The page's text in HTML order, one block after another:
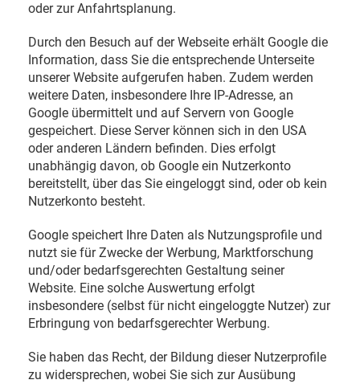
oder zur Anfahrtsplanung.
Durch den Besuch auf der Webseite erhält Google die
Information, dass Sie die entsprechende Unterseite
unserer Website aufgerufen haben. Zudem werden
weitere Daten, insbesondere Ihre IP-Adresse, an
Google übermittelt und auf Servern von Google
gespeichert. Diese Server können sich in den USA
oder anderen Ländern befinden. Dies erfolgt
unabhängig davon, ob Google ein Nutzerkonto
bereitstellt, über das Sie eingeloggt sind, oder ob kein
Nutzerkonto besteht.
Google speichert Ihre Daten als Nutzungsprofile und
nutzt sie für Zwecke der Werbung, Marktforschung
und/oder bedarfsgerechten Gestaltung seiner
Website. Eine solche Auswertung erfolgt
insbesondere (selbst für nicht eingeloggte Nutzer) zur
Erbringung von bedarfsgerechter Werbung.
Sie haben das Recht, der Bildung dieser Nutzerprofile
zu widersprechen, wobei Sie sich zur Ausübung